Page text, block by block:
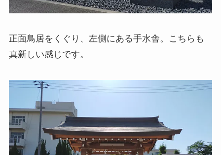
正面鳥居をくぐり、左側にある手水舎。こちらも
真新しい感じです。